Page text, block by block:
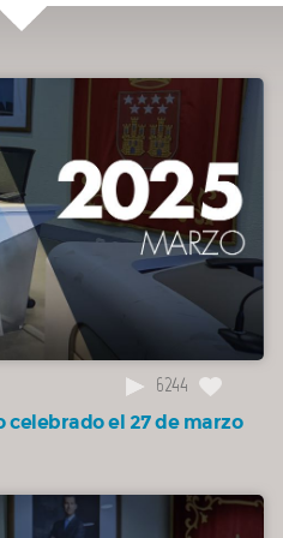
en dependencias municipales
2025.
de la Tesorería Municipal sobre
de los plazos previstos en la Ley
de la Tesorería Municipal sobre
de los plazos previstos en la Ley
Monte del Pilar.
trimestre del ejercicio 2025.
Presupuestaria en la ejecución del
6244
el 27 de marzo